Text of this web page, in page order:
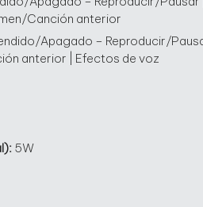
Canción anterior
Apagado – Reproducir/
anterior | Efectos de voz
5W